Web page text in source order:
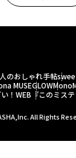
のおしゃれ手帖
MUSEGLOW
！WEB 『このミス
All Rights